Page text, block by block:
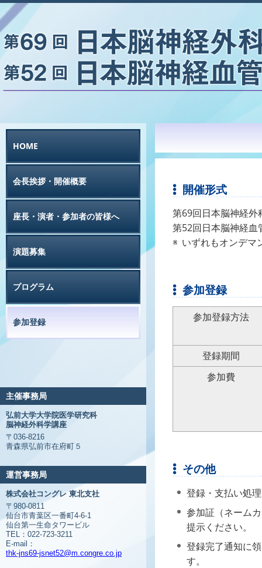
HOME
会長挨拶・開催概要
座長・演者・参加者の皆様へ
演題募集
プログラム
参加登録
主催事務局
弘前大学大学院医学研究科
脳神経外科学講座
〒036-8216
青森県弘前市在府町５
運営事務局
株式会社コングレ 東北支社
〒980-0811
仙台市青葉区一番町4-6-1
仙台第一生命タワービル
TEL：022-723-3211
E-mail：
thk-jns69-jsnet52@m.congre.co.jp
開催形式
第69回日本脳神経外
第52回日本脳神経血
※ いずれもオンデマ
参加登録
参加登録方法
登録期間
参加費
その他
登録・支払い処
参加証（ネーム
提示ください。
登録完了通知に
す。